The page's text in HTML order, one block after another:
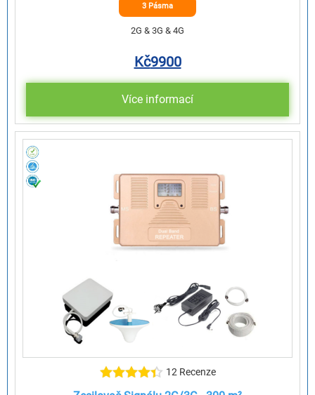
3 Pásma
2G & 3G & 4G
Kč9900
Více informací
12 Recenze